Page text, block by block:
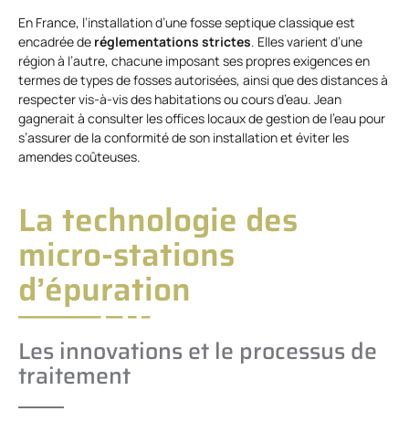
En France, l’installation d’une fosse septique classique est
encadrée de réglementations strictes. Elles varient d’une
région à l’autre, chacune imposant ses propres exigences en
termes de types de fosses autorisées, ainsi que des distances à
respecter vis-à-vis des habitations ou cours d’eau. Jean
gagnerait à consulter les offices locaux de gestion de l’eau pour
s’assurer de la conformité de son installation et éviter les
amendes coûteuses.
La technologie des
micro-stations
d’épuration
Les innovations et le processus de
traitement